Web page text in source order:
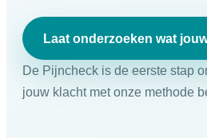
Laat onderzoeken wat
De Pijncheck is de eerste stap
jouw klacht met onze methode